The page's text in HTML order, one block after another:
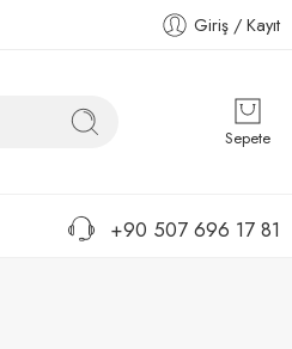
Giriş / Kayıt
Sepete
+90 507 696 17 81